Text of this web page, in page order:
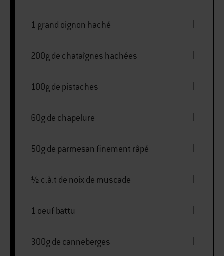
1 grand oignon haché
200g de chataîgnes hachées
100g de pistaches
60g de chapelure
50g de parmesan finement râpé
½ c.à.t de noix de muscade
1 oeuf battu
300g de canneberges